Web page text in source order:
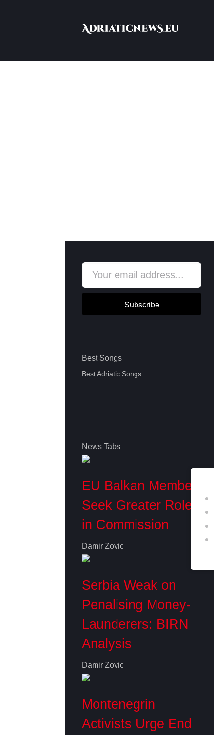
Subscribe
Best Songs
Best Adriatic Songs
News Tabs
EU Balkan Members
Seek Greater Role
in Commission
Damir Zovic
Serbia Weak on
Penalising Money-
Launderers: BIRN
Analysis
Damir Zovic
Montenegrin
Activists Urge End